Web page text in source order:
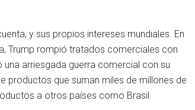
y sus propios intereses mundiales. En
Trump rompió tratados comerciales con
arriesgada guerra comercial con su
productos que suman miles de millones de
a otros países como Brasil.